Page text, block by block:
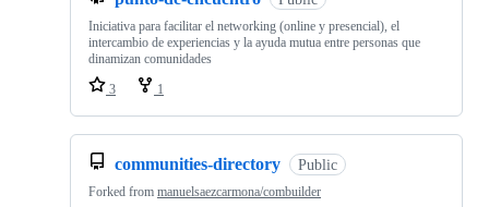
Iniciativa para facilitar el networking (online y presencial), el
intercambio de experiencias y la ayuda mutua entre personas que
dinamizan comunidades
3
1
communities-directory Public
Forked from manuelsaezcarmona/combuilder